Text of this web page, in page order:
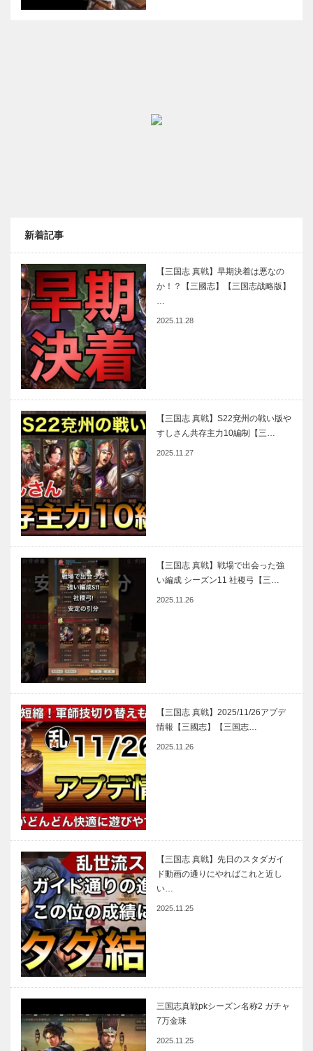
新着記事
【三国志 真戦】早期決着は悪なの
か！？【三國志】【三国志战略版】
…
2025.11.28
【三国志 真戦】S22兗州の戦い版や
すしさん共存主力10編制【三…
2025.11.27
【三国志 真戦】戦場で出会った強
い編成 シーズン11 社稷弓【三…
2025.11.26
【三国志 真戦】2025/11/26アプデ
情報【三國志】【三国志…
2025.11.26
【三国志 真戦】先日のスタダガイ
ド動画の通りにやればこれと近し
い…
2025.11.25
三国志真戦pkシーズン名称2 ガチャ
7万金珠
2025.11.25